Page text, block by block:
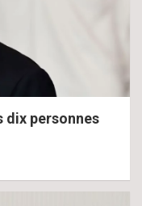
dix personnes